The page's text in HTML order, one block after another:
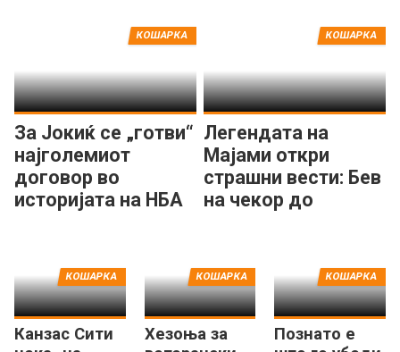
За Јокиќ се „готви“
најголемиот
договор во
историјата на НБА
КОШАРКА
Легендата на
Мајами откри
страшни вести: Бев
на чекор до
КОШАРКА
Канзас Сити
КОШАРКА
Хезоња за
КОШАРКА
Познато е
КОШАРКА